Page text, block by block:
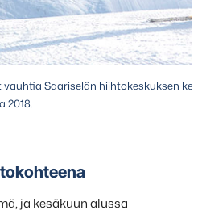
Saariselän hiihtokeskuksen
2018.
ja kesäkuun alussa